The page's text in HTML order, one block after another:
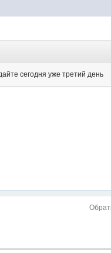
сегодня уже третий день